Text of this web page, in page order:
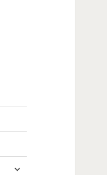
untermenü